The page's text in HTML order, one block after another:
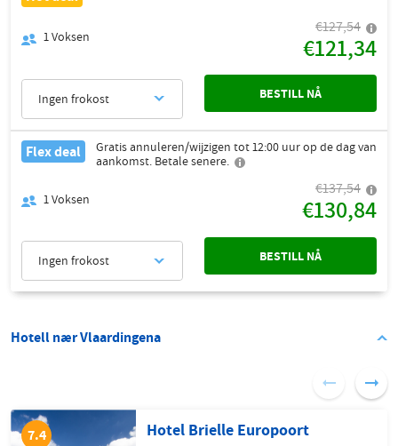
1Voksen
€127,54
€121,34
Ingen frokost BESTILL NÅ
Flex deal
Gratis annuleren/wijzigen tot 12:00 uur op de dag van
aankomst. Betale senere.
1Voksen
€137,54
€130,84
Ingen frokost BESTILL NÅ
Hotell nær Vlaardingena
7.4 Hotel Brielle Europoort